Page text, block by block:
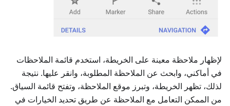
لإظهار ملاحظة معينة على الخريطة، استخدم قائمة الملاحظات
في أماكني، وابحث عن الملاحظة المطلوبة، وانقر عليها. نتيجة
لذلك، تظهر الخريطة، وتبرز موقع الملاحظة، وتفتح قائمة السياق.
من الممكن التعامل مع الملاحظة عن طريق تحديد الخيارات في